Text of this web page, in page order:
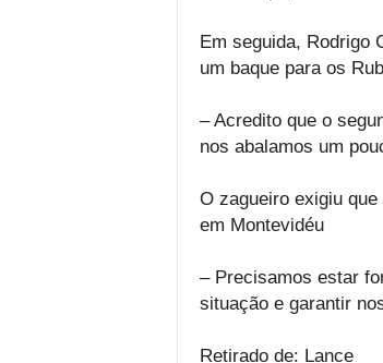
Em seguida, Rodrigo
um baque para os
– Acredito que o
nos abalamos um
O zagueiro exigiu
em Montevidéu
– Precisamos estar
situação e garantir
Retirado de: Lance